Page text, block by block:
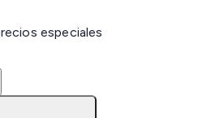
especiales